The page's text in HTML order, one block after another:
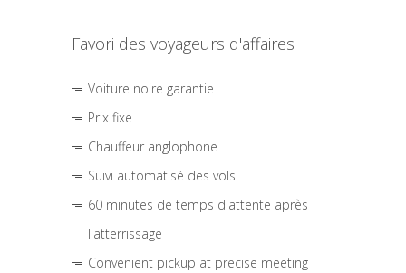
Favori des voyageurs d'affaires
Voiture noire garantie
Prix fixe
Chauffeur anglophone
Suivi automatisé des vols
60 minutes de temps d'attente après
l'atterrissage
Convenient pickup at precise meeting